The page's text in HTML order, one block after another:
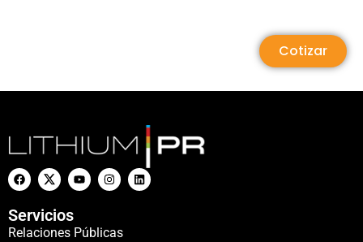
Cotizar
Servicios
Relaciones Públicas